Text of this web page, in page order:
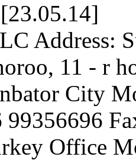
Address:
11 - r
City
99356696
Office